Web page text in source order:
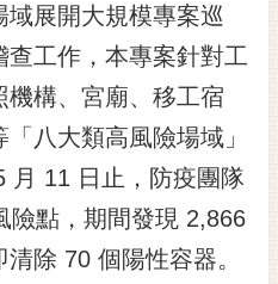
展開大規模專案巡
工作，本專案針對工
構、宮廟、移工宿
八大類高風險場域」
月 11 日止，防疫團隊
險點，期間發現 2,866
除 70 個陽性容器。